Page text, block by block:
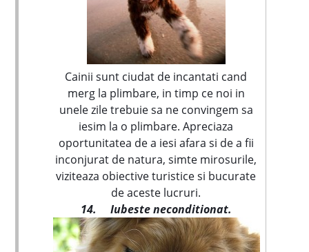
Cainii sunt ciudat de incantati cand
merg la plimbare, in timp ce noi in
unele zile trebuie sa ne convingem sa
iesim la o plimbare. Apreciaza
oportunitatea de a iesi afara si de a fii
inconjurat de natura, simte mirosurile,
viziteaza obiective turistice si bucurate
de aceste lucruri.
14.
Iubeste neconditionat.